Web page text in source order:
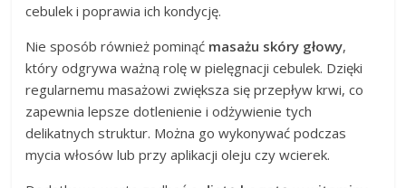
cebulek i poprawia ich kondycję.
Nie sposób również pominąć masażu skóry głowy,
który odgrywa ważną rolę w pielęgnacji cebulek. Dzięki
regularnemu masażowi zwiększa się przepływ krwi, co
zapewnia lepsze dotlenienie i odżywienie tych
delikatnych struktur. Można go wykonywać podczas
mycia włosów lub przy aplikacji oleju czy wcierek.